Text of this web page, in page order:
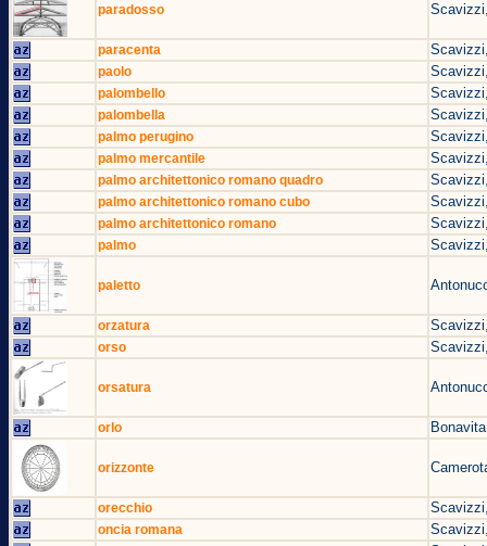
paradosso
paracenta
paolo
palombello
palombella
palmo perugino
palmo mercantile
palmo architettonico romano quadro
palmo architettonico romano cubo
palmo architettonico romano
palmo
paletto
orzatura
orso
orsatura
orlo
orizzonte
orecchio
oncia romana